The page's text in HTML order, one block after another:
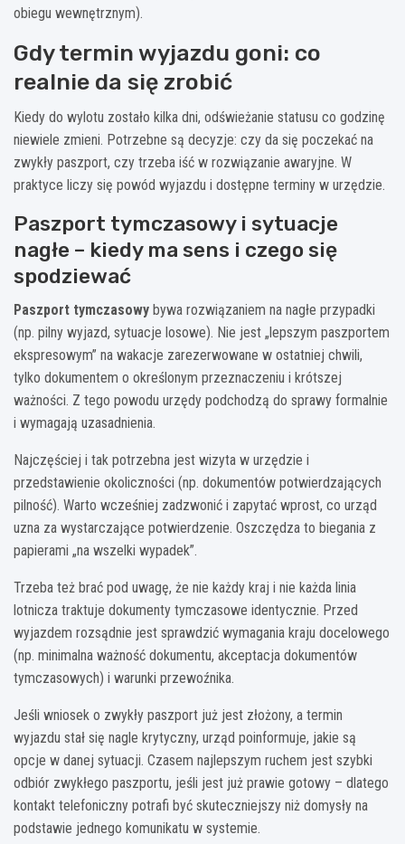
obiegu wewnętrznym).
Gdy termin wyjazdu goni: co
realnie da się zrobić
Kiedy do wylotu zostało kilka dni, odświeżanie statusu co godzinę
niewiele zmieni. Potrzebne są decyzje: czy da się poczekać na
zwykły paszport, czy trzeba iść w rozwiązanie awaryjne. W
praktyce liczy się powód wyjazdu i dostępne terminy w urzędzie.
Paszport tymczasowy i sytuacje
nagłe – kiedy ma sens i czego się
spodziewać
Paszport tymczasowy bywa rozwiązaniem na nagłe przypadki
(np. pilny wyjazd, sytuacje losowe). Nie jest „lepszym paszportem
ekspresowym” na wakacje zarezerwowane w ostatniej chwili,
tylko dokumentem o określonym przeznaczeniu i krótszej
ważności. Z tego powodu urzędy podchodzą do sprawy formalnie
i wymagają uzasadnienia.
Najczęściej i tak potrzebna jest wizyta w urzędzie i
przedstawienie okoliczności (np. dokumentów potwierdzających
pilność). Warto wcześniej zadzwonić i zapytać wprost, co urząd
uzna za wystarczające potwierdzenie. Oszczędza to biegania z
papierami „na wszelki wypadek”.
Trzeba też brać pod uwagę, że nie każdy kraj i nie każda linia
lotnicza traktuje dokumenty tymczasowe identycznie. Przed
wyjazdem rozsądnie jest sprawdzić wymagania kraju docelowego
(np. minimalna ważność dokumentu, akceptacja dokumentów
tymczasowych) i warunki przewoźnika.
Jeśli wniosek o zwykły paszport już jest złożony, a termin
wyjazdu stał się nagle krytyczny, urząd poinformuje, jakie są
opcje w danej sytuacji. Czasem najlepszym ruchem jest szybki
odbiór zwykłego paszportu, jeśli jest już prawie gotowy – dlatego
kontakt telefoniczny potrafi być skuteczniejszy niż domysły na
podstawie jednego komunikatu w systemie.